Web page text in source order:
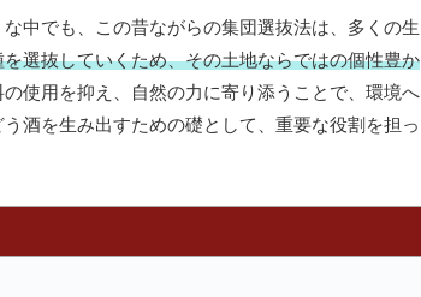
中でも、この昔ながらの集団選抜法は、多くの生
選抜していくため、その土地ならではの個性豊か
使用を抑え、自然の力に寄り添うことで、環境へ
酒を生み出すための礎として、重要な役割を担っ